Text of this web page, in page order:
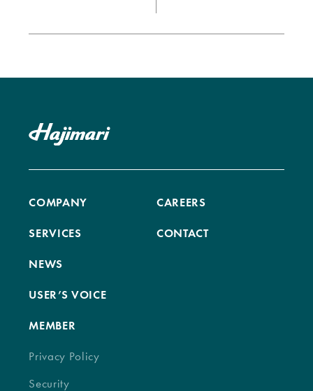
COMPANY
SERVICES
NEWS
USER’S VOICE
MEMBER
CAREERS
CONTACT
Privacy Policy
Security